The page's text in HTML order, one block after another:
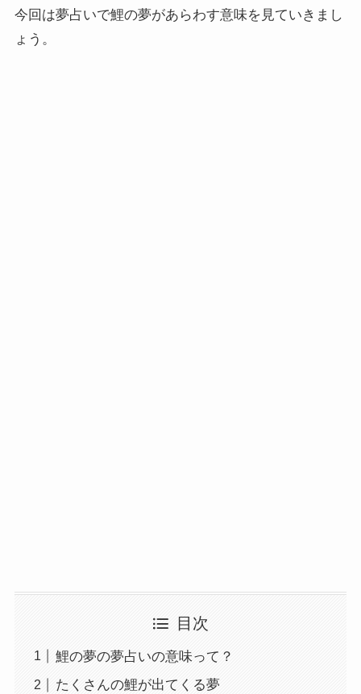
今回は夢占いで鯉の夢があらわす意味を見ていきまし
ょう。
目次
鯉の夢の夢占いの意味って？
たくさんの鯉が出てくる夢